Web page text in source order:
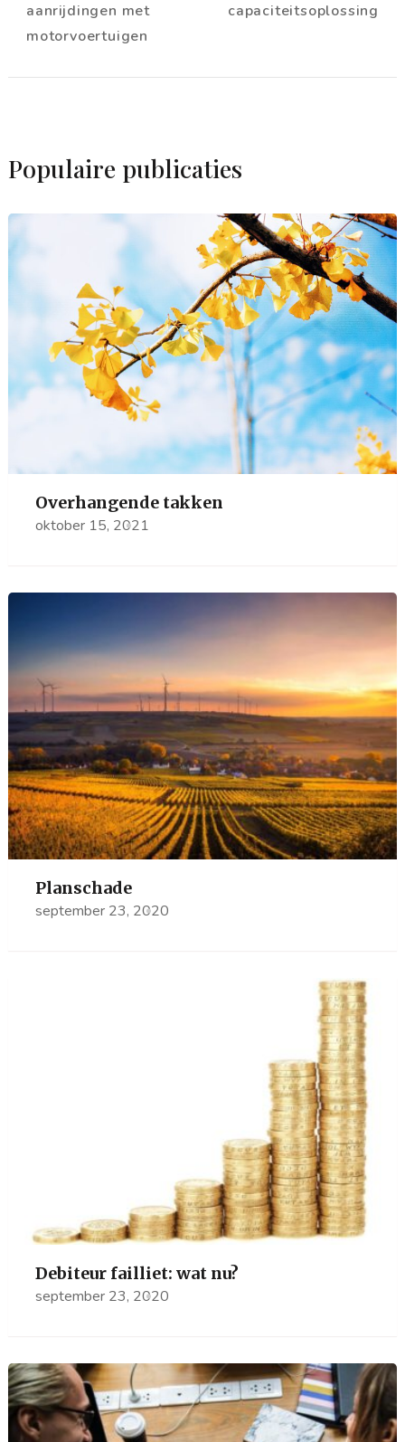
aanrijdingen met
motorvoertuigen
capaciteitsoplossing
Populaire publicaties
Overhangende takken
oktober 15, 2021
Planschade
september 23, 2020
Debiteur failliet: wat nu?
september 23, 2020